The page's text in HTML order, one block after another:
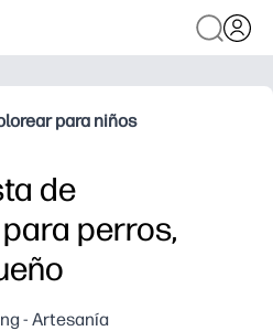
para niños
de
perros,
- Artesanía